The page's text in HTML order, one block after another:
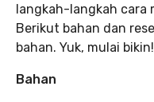
langkah-langkah cara
Berikut bahan dan
bahan. Yuk, mulai bikin!
Bahan